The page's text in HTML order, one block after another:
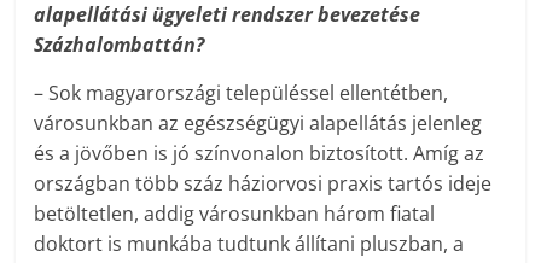
alapellátási ügyeleti rendszer bevezetése
Százhalombattán?
– Sok magyarországi településsel ellentétben,
városunkban az egészségügyi alapellátás jelenleg
és a jövőben is jó színvonalon biztosított. Amíg az
országban több száz háziorvosi praxis tartós ideje
betöltetlen, addig váro­sunkban három fiatal
doktort is munkába tudtunk állítani pluszban, a